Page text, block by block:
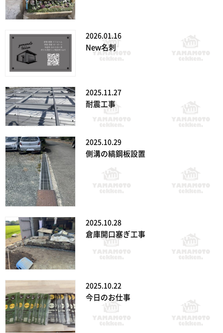
2026.01.16
New名刺
2025.11.27
耐震工事
2025.10.29
側溝の縞鋼板設置
2025.10.28
倉庫開口塞ぎ工事
2025.10.22
今日のお仕事